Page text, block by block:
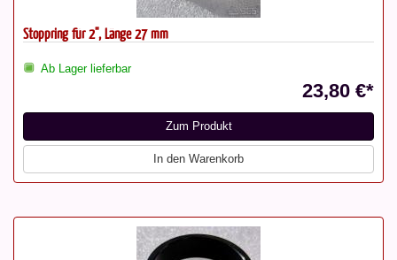
Stoppring für 2", Länge 27 mm
Ab Lager lieferbar
23,80 €*
Zum Produkt
In den Warenkorb